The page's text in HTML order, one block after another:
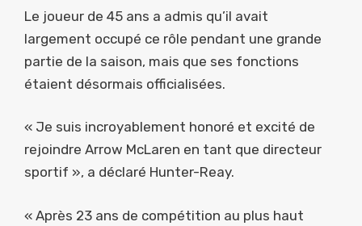
Le joueur de 45 ans a admis qu’il avait
largement occupé ce rôle pendant une grande
partie de la saison, mais que ses fonctions
étaient désormais officialisées.
« Je suis incroyablement honoré et excité de
rejoindre Arrow McLaren en tant que directeur
sportif », a déclaré Hunter-Reay.
« Après 23 ans de compétition au plus haut